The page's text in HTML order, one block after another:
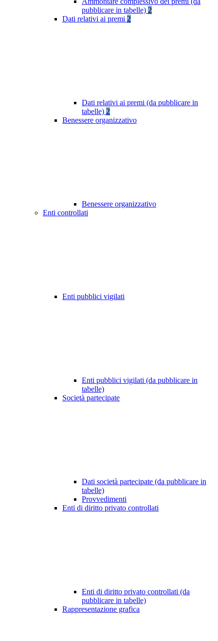
pubblicare in tabelle) 2
Dati relativi ai premi 2
Dati relativi ai premi (da pubblicare in
tabelle) 2
Benessere organizzativo
Benessere organizzativo
Enti controllati
Enti pubblici vigilati
Enti pubblici vigilati (da pubblicare in
tabelle)
Società partecipate
Dati società partecipate (da pubblicare in
tabelle)
Provvedimenti
Enti di diritto privato controllati
Enti di diritto privato controllati (da
pubblicare in tabelle)
Rappresentazione grafica